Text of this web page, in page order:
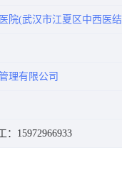
院(武汉市江夏区中西医
理有限公司
：15972966933